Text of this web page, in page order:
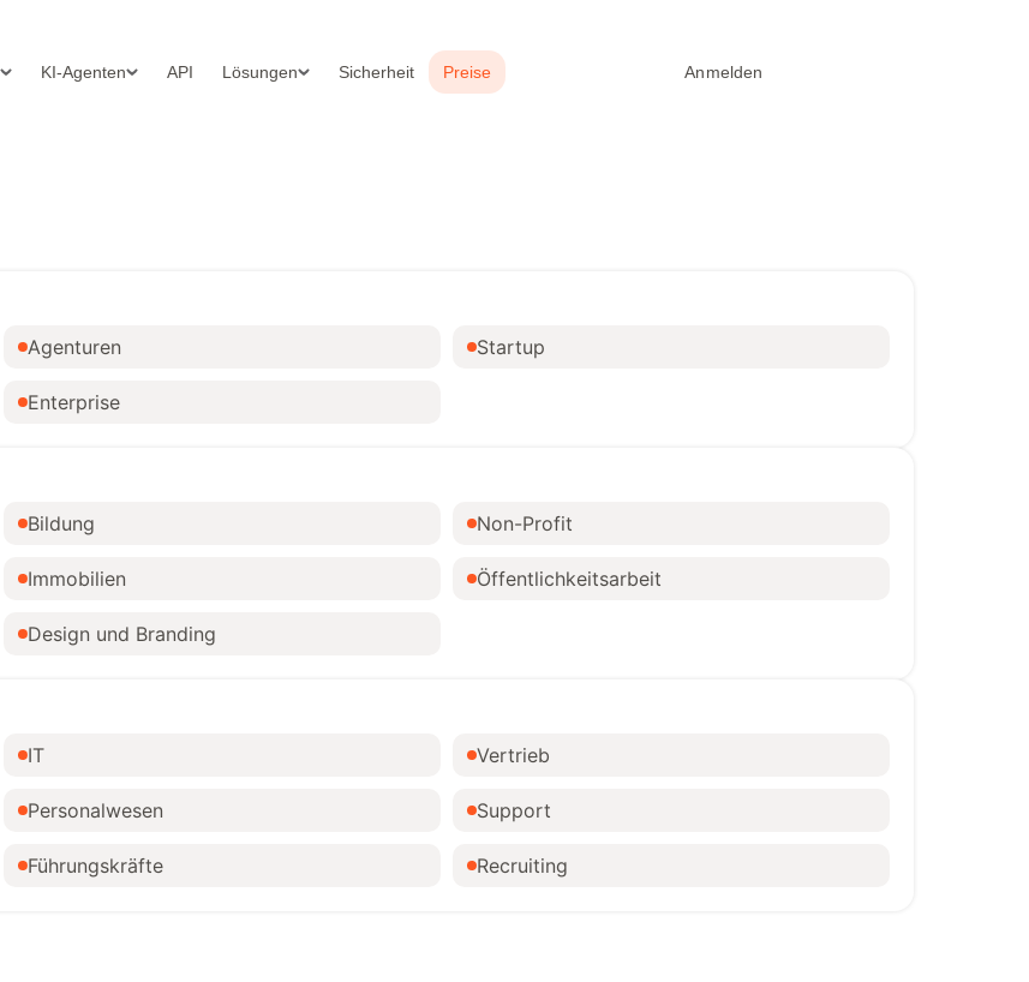
KI-Agenten API Lösungen Sicherheit Preise Anmelden
Agenturen Startup
Enterprise
Bildung Non-Profit
Immobilien Öffentlichkeitsarbeit
Design und Branding
IT Vertrieb
Personalwesen Support
Führungskräfte Recruiting